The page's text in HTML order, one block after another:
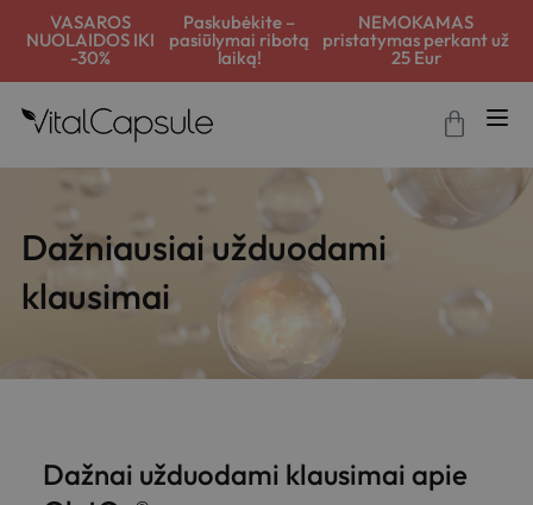
VASAROS
NUOLAIDOS IKI
-30%
Paskubėkite –
pasiūlymai ribotą
laiką!
NEMOKAMAS
pristatymas perkant už
25 Eur
Dažniausiai užduodami
klausimai
Dažnai užduodami klausimai apie